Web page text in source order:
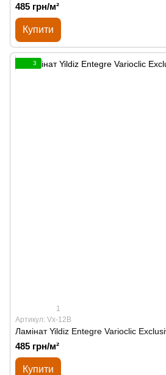
485 грн/м²
Купити
3
1
Артикул: Vx-12B
Ламінат Yildiz Entegre Varioclic
485 грн/м²
Купити